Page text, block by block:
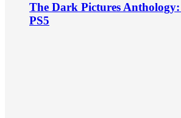
The Dark Pictures
PS5